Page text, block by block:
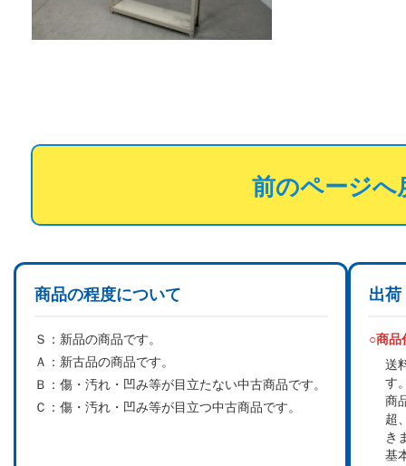
前のページへ
商品の程度について
Ｓ： 新品の商品です。
Ａ： 新古品の商品です。
Ｂ： 傷・汚れ・凹み等が目立たない中古商品です。
Ｃ： 傷・汚れ・凹み等が目立つ中古商品です。
出荷
○商品
送
す
商
超
き
基